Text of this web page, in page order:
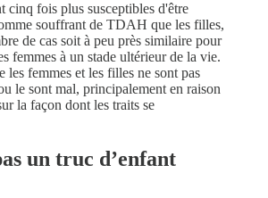
cinq fois plus susceptibles d'être
souffrant de TDAH que les filles,
de cas soit à peu près similaire pour
femmes à un stade ultérieur de la vie.
les femmes et les filles ne sont pas
le sont mal, principalement en raison
la façon dont les traits se
un truc d’enfant